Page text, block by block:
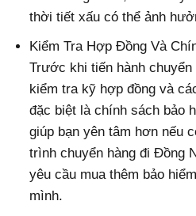
thời tiết xấu có thể ảnh
Kiểm Tra Hợp Đồng Và
Trước khi tiến hành
kiểm tra kỹ hợp đồng và
đặc biệt là chính sách bảo
giúp bạn yên tâm hơn nếu
trình chuyển hàng đi Đồng
yêu cầu mua thêm bảo
mình.